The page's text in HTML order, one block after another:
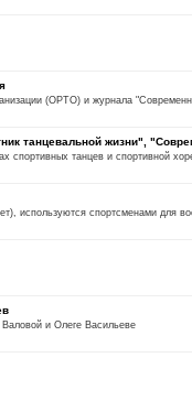
(ОРТО) и журнала
танцевальной жизни",
танцев и спортивной
используются спортсменами для
и Олеге Васильеве